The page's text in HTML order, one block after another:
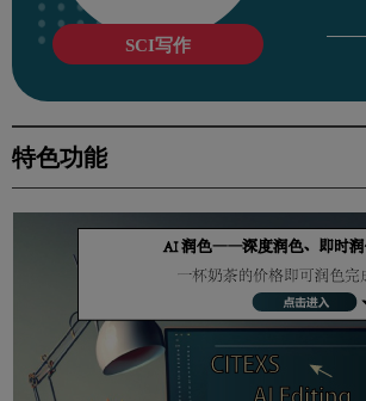
SCI写作
特色功能